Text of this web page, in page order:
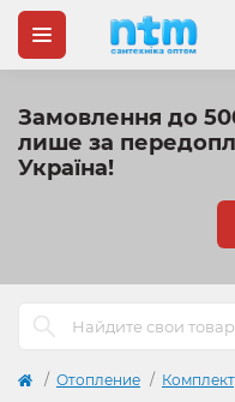
Замовлення до
лише за
Україна!
Отопление